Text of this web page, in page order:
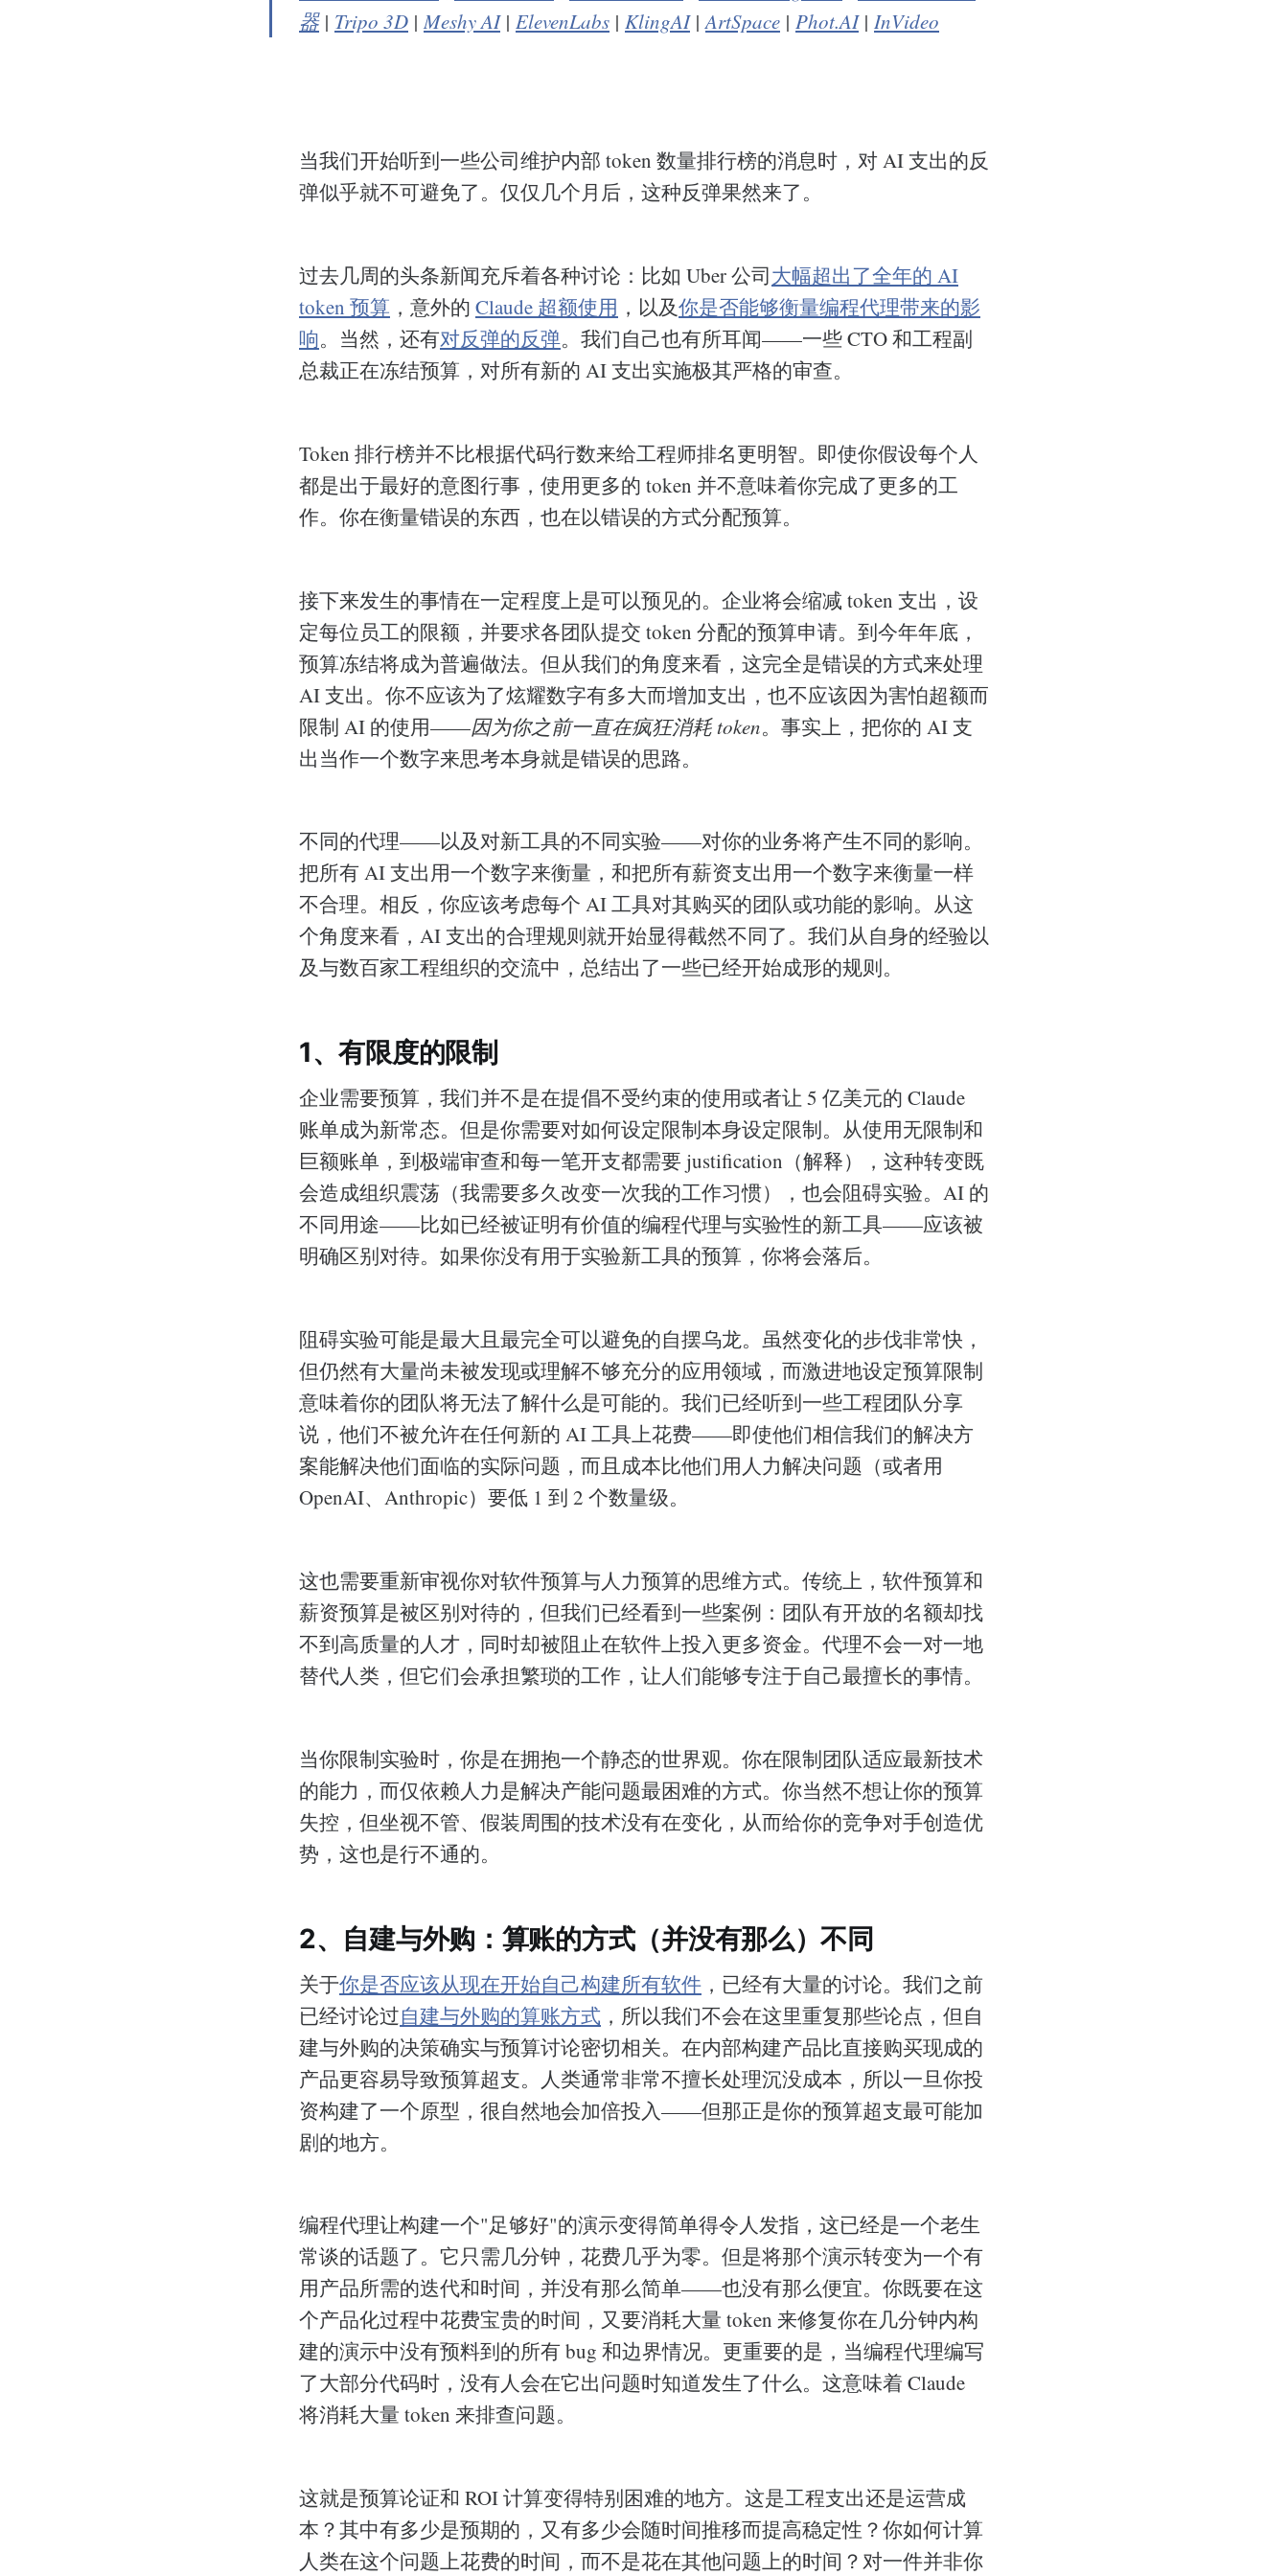
器| Tripo 3D |Meshy AI| ElevenLabs | KlingAI|ArtSpace | Phot.AI| InVideo
当我们开始听到一些公司维护内部 token 数量排行榜的消息时，对 AI 支出的反
弹似乎就不可避免了。仅仅几个月后，这种反弹果然来了。
过去几周的头条新闻充斥着各种讨论：比如 Uber 公司大幅超出了全年的 AI
token 预算 ，意外的 Claude 超额使用 ，以及你是否能够衡量编程代理带来的影
响。当然，还有对反弹的反弹。我们自己也有所耳闻——一些 CTO 和工程副
总裁正在冻结预算，对所有新的 AI 支出实施极其严格的审查。
Token 排行榜并不比根据代码行数来给工程师排名更明智。即使你假设每个人
都是出于最好的意图行事，使用更多的 token 并不意味着你完成了更多的工
作。你在衡量错误的东西，也在以错误的方式分配预算。
接下来发生的事情在一定程度上是可以预见的。企业将会缩减 token 支出，设
定每位员工的限额，并要求各团队提交 token 分配的预算申请。到今年年底，
预算冻结将成为普遍做法。但从我们的角度来看，这完全是错误的方式来处理
AI 支出。你不应该为了炫耀数字有多大而增加支出，也不应该因为害怕超额而
限制 AI 的使用——因为你之前一直在疯狂消耗 token。事实上，把你的 AI 支
出当作一个数字来思考本身就是错误的思路。
不同的代理——以及对新工具的不同实验——对你的业务将产生不同的影响。
把所有 AI 支出用一个数字来衡量，和把所有薪资支出用一个数字来衡量一样
不合理。相反，你应该考虑每个 AI 工具对其购买的团队或功能的影响。从这
个角度来看，AI 支出的合理规则就开始显得截然不同了。我们从自身的经验以
及与数百家工程组织的交流中，总结出了一些已经开始成形的规则。
1、有限度的限制
企业需要预算，我们并不是在提倡不受约束的使用或者让 5 亿美元的 Claude
账单成为新常态。但是你需要对如何设定限制本身设定限制。从使用无限制和
巨额账单，到极端审查和每一笔开支都需要 justification（解释），这种转变既
会造成组织震荡（我需要多久改变一次我的工作习惯），也会阻碍实验。AI 的
不同用途——比如已经被证明有价值的编程代理与实验性的新工具——应该被
明确区别对待。如果你没有用于实验新工具的预算，你将会落后。
阻碍实验可能是最大且最完全可以避免的自摆乌龙。虽然变化的步伐非常快，
但仍然有大量尚未被发现或理解不够充分的应用领域，而激进地设定预算限制
意味着你的团队将无法了解什么是可能的。我们已经听到一些工程团队分享
说，他们不被允许在任何新的 AI 工具上花费——即使他们相信我们的解决方
案能解决他们面临的实际问题，而且成本比他们用人力解决问题（或者用
OpenAI、Anthropic）要低 1 到 2 个数量级。
这也需要重新审视你对软件预算与人力预算的思维方式。传统上，软件预算和
薪资预算是被区别对待的，但我们已经看到一些案例：团队有开放的名额却找
不到高质量的人才，同时却被阻止在软件上投入更多资金。代理不会一对一地
替代人类，但它们会承担繁琐的工作，让人们能够专注于自己最擅长的事情。
当你限制实验时，你是在拥抱一个静态的世界观。你在限制团队适应最新技术
的能力，而仅依赖人力是解决产能问题最困难的方式。你当然不想让你的预算
失控，但坐视不管、假装周围的技术没有在变化，从而给你的竞争对手创造优
势，这也是行不通的。
2、自建与外购：算账的方式（并没有那么）不同
关于你是否应该从现在开始自己构建所有软件 ，已经有大量的讨论。我们之前
已经讨论过自建与外购的算账方式 ，所以我们不会在这里重复那些论点，但自
建与外购的决策确实与预算讨论密切相关。在内部构建产品比直接购买现成的
产品更容易导致预算超支。人类通常非常不擅长处理沉没成本，所以一旦你投
资构建了一个原型，很自然地会加倍投入——但那正是你的预算超支最可能加
剧的地方。
编程代理让构建一个"足够好"的演示变得简单得令人发指，这已经是一个老生
常谈的话题了。它只需几分钟，花费几乎为零。但是将那个演示转变为一个有
用产品所需的迭代和时间，并没有那么简单——也没有那么便宜。你既要在这
个产品化过程中花费宝贵的时间，又要消耗大量 token 来修复你在几分钟内构
建的演示中没有预料到的所有 bug 和边界情况。更重要的是，当编程代理编写
了大部分代码时，没有人会在它出问题时知道发生了什么。这意味着 Claude
将消耗大量 token 来排查问题。
这就是预算论证和 ROI 计算变得特别困难的地方。这是工程支出还是运营成
本？其中有多少是预期的，又有多少会随时间推移而提高稳定性？你如何计算
人类在这个问题上花费的时间，而不是花在其他问题上的时间？对一件并非你